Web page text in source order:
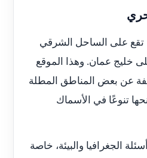
تقع على الساحل الشرقي
خليج عمان. وهذا الموقع
عن بعض المناطق المطلة
تنوعًا في الأسماك
الجغرافيا والبيئة، خاصة